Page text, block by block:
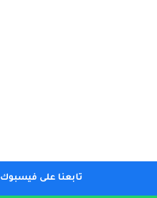
تابعنا على فيسبوك